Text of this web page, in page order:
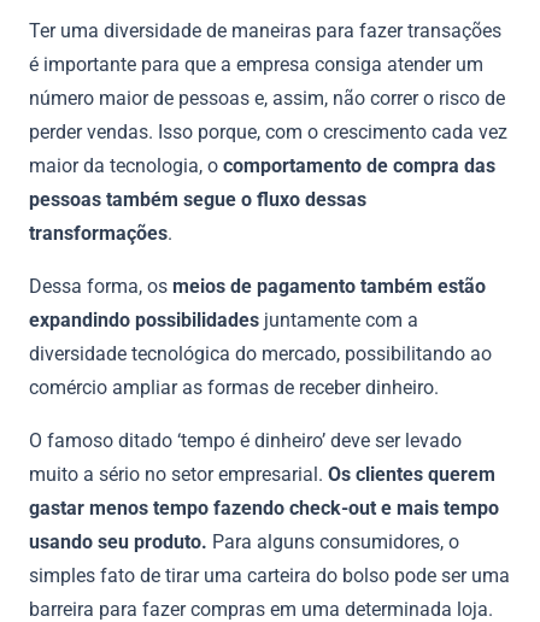
Ter uma diversidade de maneiras para fazer transações
é importante para que a empresa consiga atender um
número maior de pessoas e, assim, não correr o risco de
perder vendas. Isso porque, com o crescimento cada vez
maior da tecnologia, o comportamento de compra das
pessoas também segue o fluxo dessas
transformações.
Dessa forma, os meios de pagamento também estão
expandindo possibilidades juntamente com a
diversidade tecnológica do mercado, possibilitando ao
comércio ampliar as formas de receber dinheiro.
O famoso ditado ‘tempo é dinheiro’ deve ser levado
muito a sério no setor empresarial. Os clientes querem
gastar menos tempo fazendo check-out e mais tempo
usando seu produto. Para alguns consumidores, o
simples fato de tirar uma carteira do bolso pode ser uma
barreira para fazer compras em uma determinada loja.